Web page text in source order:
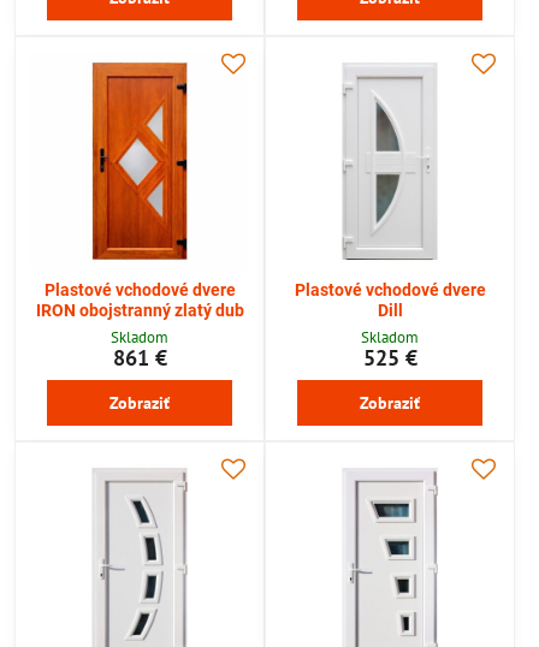
Plastové vchodové dvere
IRON obojstranný zlatý dub
Skladom
861 €
Zobraziť
Plastové vchodové dvere
Dill
Skladom
525 €
Zobraziť